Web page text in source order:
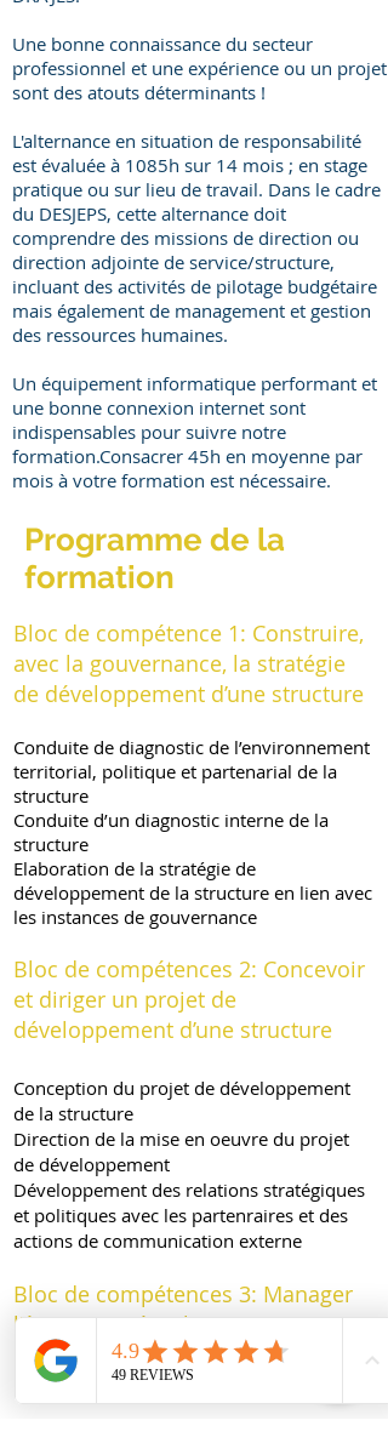
Une bonne connaissance du secteur
professionnel et une expérience ou un projet
sont des atouts déterminants !​
L'alternance en situation de responsabilité
est évaluée à 1085h sur 14 mois ; en stage
pratique ou sur lieu de travail. Dans le cadre
du DESJEPS, cette alternance doit
comprendre des missions de direction ou
direction adjointe de service/structure,
incluant des activités de pilotage budgétaire
mais également de management et gestion
des ressources humaines.​
Un équipement informatique performant et
une bonne connexion internet sont
indispensables pour suivre notre
formation.Consacrer 45h en moyenne par
mois à votre formation est nécessaire.​​
Programme de la
formation
Bloc de compétence 1: Construire,
avec la gouvernance, la stratégie
de développement d’une structure
Conduite de diagnostic de l’environnement
territorial, politique et partenarial de la
structure
Conduite d’un diagnostic interne de la
structure
Elaboration de la stratégie de
développement de la structure en lien avec
les instances de gouvernance
Bloc de compétences 2: Concevoir
et diriger un projet de
développement d’une structure
Conception du projet de développement
de la structure
Direction de la mise en oeuvre du projet
de développement
Développement des relations stratégiques
et politiques avec les partenraires et des
actions de communication externe
Bloc de compétences 3: Manager
l’équipe et gérer les ressources
humaines et la démarche QSSTE
d’une structure